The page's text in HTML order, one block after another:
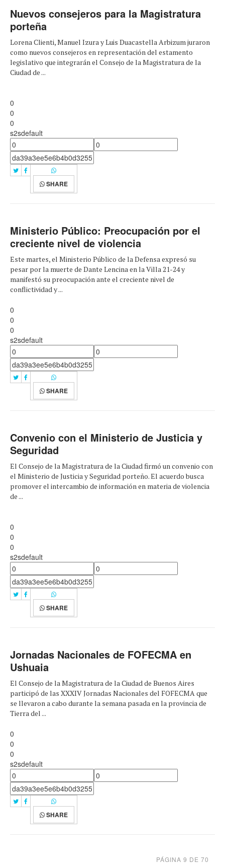
Nuevos consejeros para la Magistratura
porteña
Lorena Clienti, Manuel Izura y Luis Duacastella Arbizum juraron
como nuevos consejeros en representación del estamento
legislativo que integrarán el Consejo de la Magistratura de la
Ciudad de ...
0
0
0
s2sdefault
SHARE
Ministerio Público: Preocupación por el
creciente nivel de violencia
Este martes, el Ministerio Público de la Defensa expresó su
pesar por la muerte de Dante Lencina en la Villa 21-24 y
manifestó su preocupación ante el creciente nivel de
conflictividad y ...
0
0
0
s2sdefault
SHARE
Convenio con el Ministerio de Justicia y
Seguridad
El Consejo de la Magistratura de la Ciudad firmó un convenio con
el Ministerio de Justicia y Seguridad porteño. El acuerdo busca
promover el intercambio de información en materia de violencia
de ...
0
0
0
s2sdefault
SHARE
Jornadas Nacionales de FOFECMA en
Ushuaia
El Consejo de la Magistratura de la Ciudad de Buenos Aires
participó de las XXXIV Jornadas Nacionales del FOFECMA que
se llevaron a cabo durante la semana pasada en la provincia de
Tierra del ...
0
0
0
s2sdefault
SHARE
PÁGINA 9 DE 70